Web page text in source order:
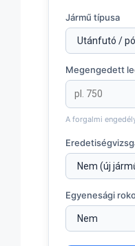
Jármű típusa
Megengedett
A forgalmi
Egyenesági